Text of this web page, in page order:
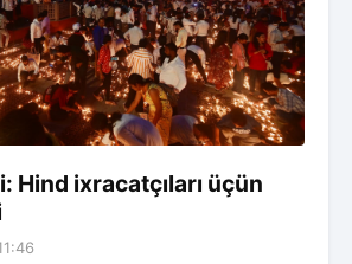
Hind ixracatçıları üçün